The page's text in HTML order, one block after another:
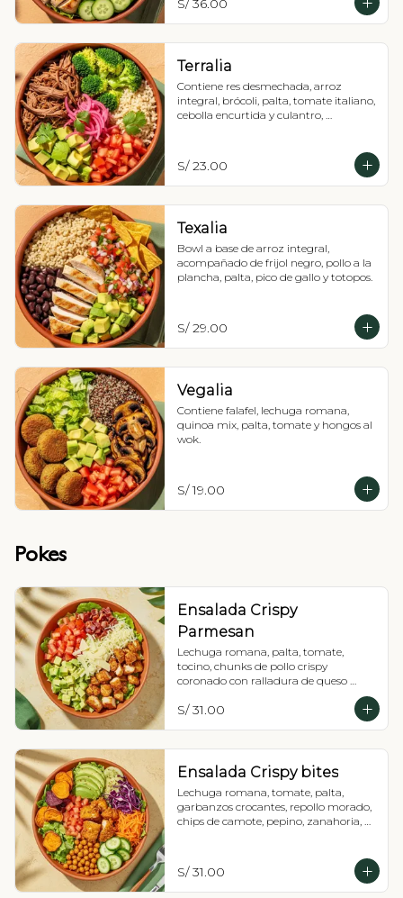
S/ 36.00
Terralia
Contiene res desmechada, arroz
integral, brócoli, palta, tomate italiano,
cebolla encurtida y culantro,
S/ 23.00
Texalia
Bowl a base de arroz integral,
acompañado de frijol negro, pollo a la
plancha, palta, pico de gallo y totopos.
S/ 29.00
Vegalia
Contiene falafel, lechuga romana,
quinoa mix, palta, tomate y hongos al
wok.
S/ 19.00
Pokes
Ensalada Crispy
Parmesan
Lechuga romana, palta, tomate,
tocino, chunks de pollo crispy
coronado con ralladura de queso
S/ 31.00
Ensalada Crispy bites
Lechuga romana, tomate, palta,
garbanzos crocantes, repollo morado,
chips de camote, pepino, zanahoria,
S/ 31.00